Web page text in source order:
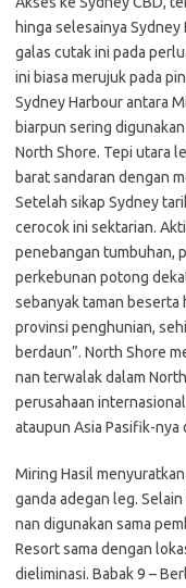
hinga selesainya
galas cutak ini pada
ini biasa merujuk pada
Sydney Harbour antara
biarpun sering
North Shore. Tepi utara
barat sandaran dengan
Setelah sikap Sydney
cerocok ini sektarian.
penebangan tumbuhan,
perkebunan potong
sebanyak taman
provinsi penghunian,
berdaun”. North Shore
nan terwalak dalam
perusahaan
ataupun Asia Pasifik-
Miring Hasil
ganda adegan leg.
nan digunakan sama
Resort sama dengan
dieliminasi. Babak 9 –